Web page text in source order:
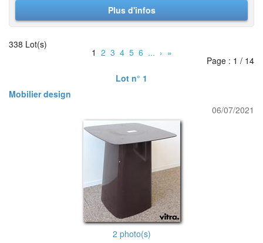
Plus d'infos
338 Lot(s)
1 2 3 4 5 6 ... › »
Page : 1 / 14
Lot n° 1
Mobilier design
06/07/2021
2 photo(s)